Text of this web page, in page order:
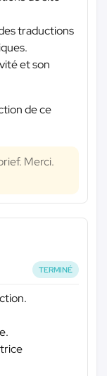
traductions
et son
de ce
Merci.
TERMINÉ